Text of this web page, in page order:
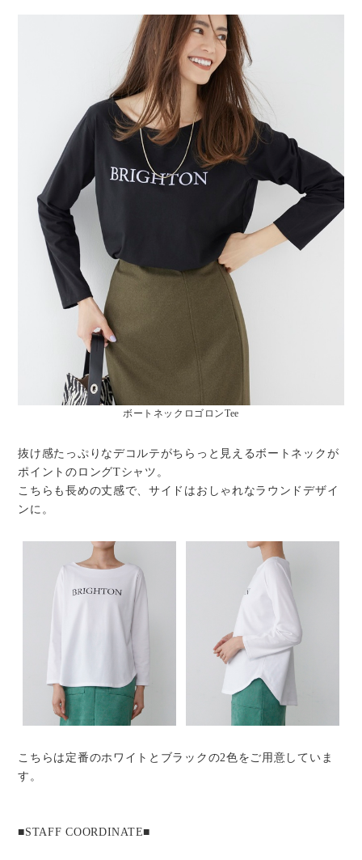
ボートネックロゴロンTee
抜け感たっぷりなデコルテがちらっと見えるボートネックが
ポイントのロングTシャツ。
こちらも長めの丈感で、サイドはおしゃれなラウンドデザイ
ンに。
こちらは定番のホワイトとブラックの2色をご用意していま
す。
■STAFF COORDINATE■